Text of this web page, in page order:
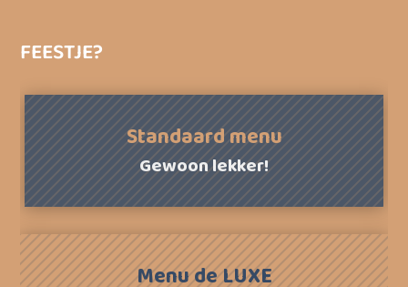
FEESTJE?
Standaard menu
Gewoon lekker!
Menu de LUXE